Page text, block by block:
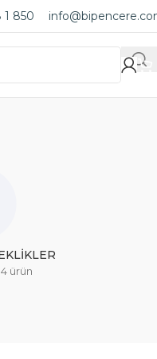
850
4 ürün